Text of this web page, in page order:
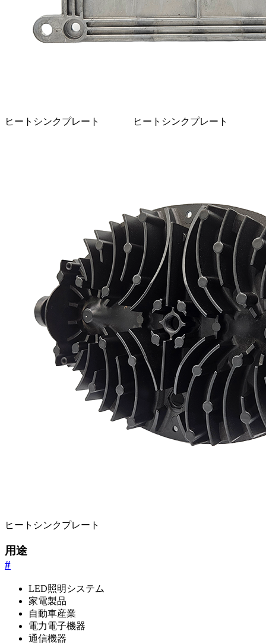
ヒートシンクプレート ヒートシンクプレート
ヒートシンクプレート
用途
#
LED照明システム
家電製品
自動車産業
電力電子機器
通信機器